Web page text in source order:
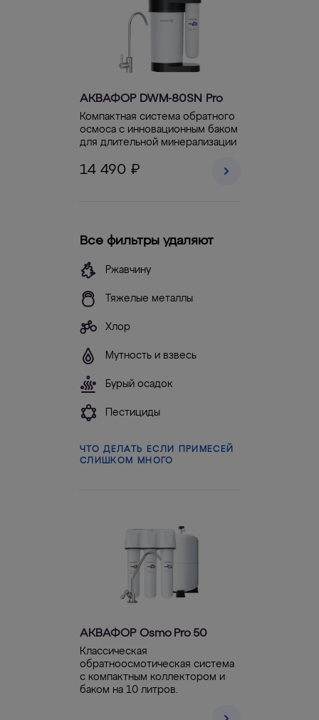
АКВАФОР DWM-80SN Pro
Компактная система обратного
осмоса с инновационным баком
для длительной минерализации
14 490 ₽
Все фильтры удаляют
Ржавчину
Тяжелые металлы
Хлор
Мутность и взвесь
Бурый осадок
Пестициды
ЧТО ДЕЛАТЬ ЕСЛИ ПРИМЕСЕЙ
СЛИШКОМ МНОГО
АКВАФОР Osmo Pro 50
Классическая
обратноосмотическая система
с компактным коллектором и
баком на 10 литров.